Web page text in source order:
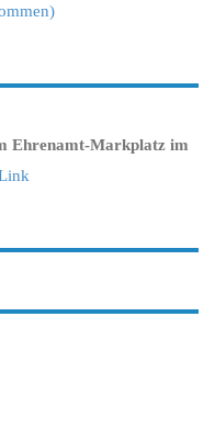
Ehrenamt-Markplatz im